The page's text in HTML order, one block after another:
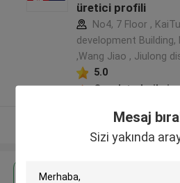
Mesaj
Sizi yakında
üretici profili
No4, 7 Floor , KaiTu
development Building,
,Wang Jiao , Jiulong
5.0
Onaylı tedarikçi
Daha fazla